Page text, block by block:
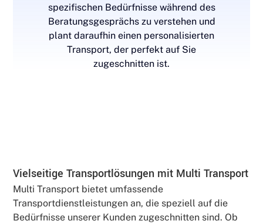
spezifischen Bedürfnisse während des
Beratungsgesprächs zu verstehen und
plant daraufhin einen personalisierten
Transport, der perfekt auf Sie
zugeschnitten ist.
Vielseitige Transportlösungen mit Multi Transport
Multi Transport bietet umfassende
Transportdienstleistungen an, die speziell auf die
Bedürfnisse unserer Kunden zugeschnitten sind. Ob